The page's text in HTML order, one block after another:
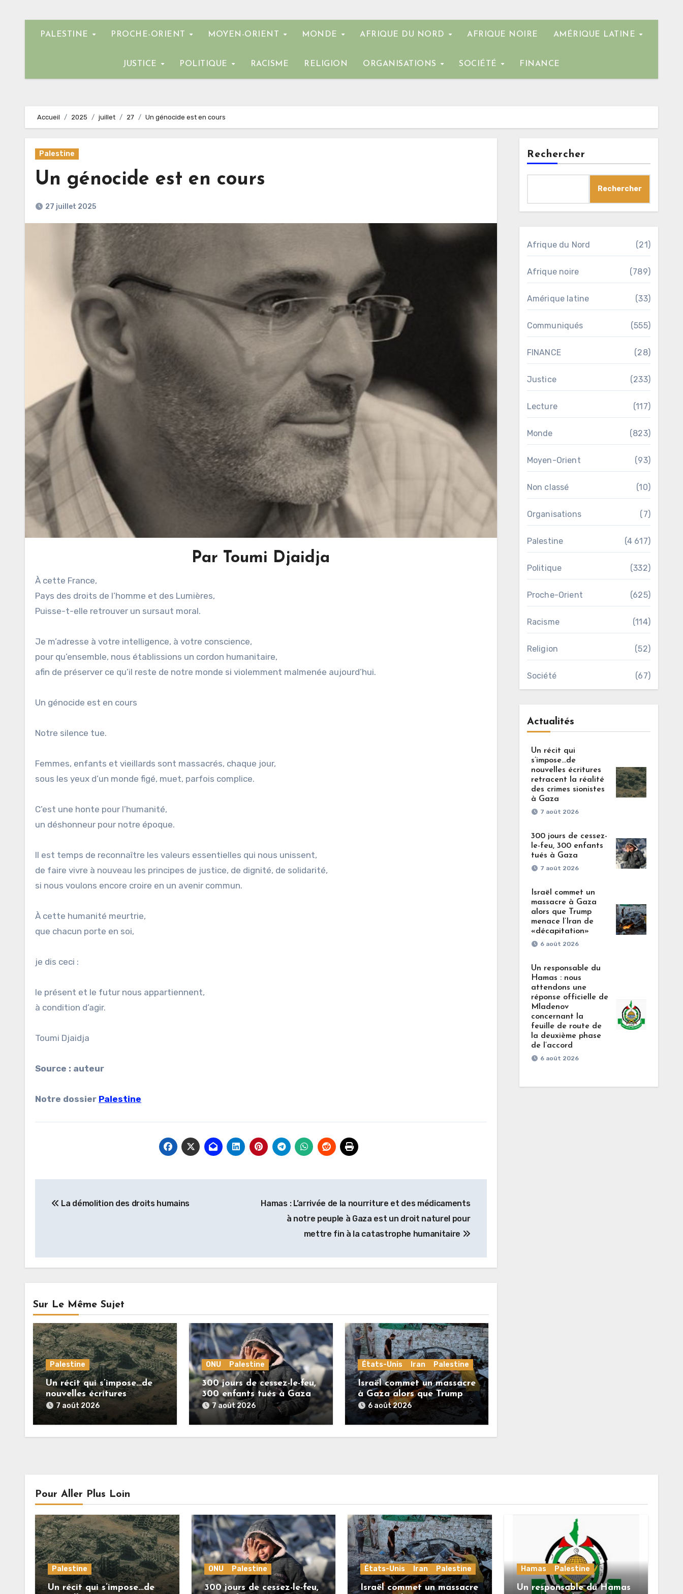
PALESTINE PROCHE-ORIENT MOYEN-ORIENT MONDE AFRIQUE DU NORD AFRIQUE NOIRE AMÉRIQUE LATINE
JUSTICE POLITIQUE RACISME RELIGION ORGANISATIONS SOCIÉTÉ FINANCE
Accueil 2025 juillet 27 Un génocide est en cours
Palestine
Un génocide est en cours
27 juillet 2025
Par Toumi Djaidja
À cette France,
Pays des droits de l’homme et des Lumières,
Puisse-t-elle retrouver un sursaut moral.
Je m’adresse à votre intelligence, à votre conscience,
pour qu’ensemble, nous établissions un cordon humanitaire,
afin de préserver ce qu’il reste de notre monde si violemment malmenée aujourd’hui.
Un génocide est en cours
Notre silence tue.
Femmes, enfants et vieillards sont massacrés, chaque jour,
sous les yeux d’un monde figé, muet, parfois complice.
C’est une honte pour l’humanité,
un déshonneur pour notre époque.
Il est temps de reconnaître les valeurs essentielles qui nous unissent,
de faire vivre à nouveau les principes de justice, de dignité, de solidarité,
si nous voulons encore croire en un avenir commun.
À cette humanité meurtrie,
que chacun porte en soi,
je dis ceci :
le présent et le futur nous appartiennent,
à condition d’agir.
Toumi Djaidja
Source : auteur
Notre dossier Palestine
de
La démolition des droits humains
Hamas : L’arrivée de la nourriture et des médicaments
à notre peuple à Gaza est un droit naturel pour
mettre fin à la catastrophe humanitaire
Sur Le Même Sujet
Palestine
Un récit qui s’impose…de
nouvelles écritures
retracent la réalité des
crimes sionistes à Gaza
7 août 2026
ONU Palestine
300 jours de cessez-le-feu,
300 enfants tués à Gaza
7 août 2026
États-Unis Iran Palestine
Israël commet un massacre
à Gaza alors que Trump
menace l’Iran de
«décapitation»
6 août 2026
Rechercher
Rechercher
Afrique du Nord (21)
Afrique noire (789)
Amérique latine (33)
Communiqués (555)
FINANCE (28)
Justice (233)
Lecture (117)
Monde (823)
Moyen-Orient (93)
Non classé (10)
Organisations (7)
Palestine (4 617)
Politique (332)
Proche-Orient (625)
Racisme (114)
Religion (52)
Société (67)
Actualités
Un récit qui
s’impose…de
nouvelles écritures
retracent la réalité
des crimes sionistes
à Gaza
7 août 2026
300 jours de cessez-
le-feu, 300 enfants
tués à Gaza
7 août 2026
Israël commet un
massacre à Gaza
alors que Trump
menace l’Iran de
«décapitation»
6 août 2026
Un responsable du
Hamas : nous
attendons une
réponse officielle de
Mladenov
concernant la
feuille de route de
la deuxième phase
de l’accord
6 août 2026
Pour Aller Plus Loin
Palestine
Un récit qui s’impose…de
ONU Palestine
300 jours de cessez-le-feu,
États-Unis Iran Palestine
Israël commet un massacre
Hamas Palestine
Un responsable du Hamas